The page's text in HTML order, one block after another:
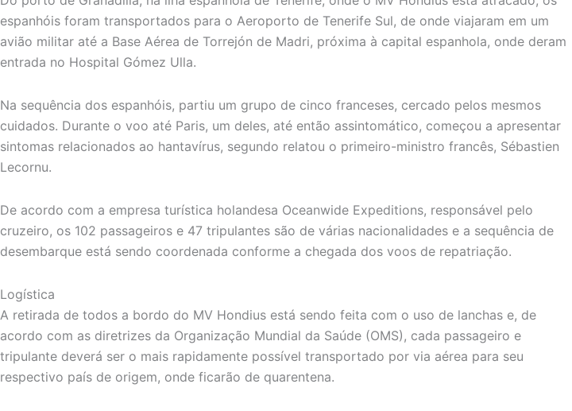
espanhóis foram transportados para o Aeroporto de Tenerife Sul, de onde viajaram em um
avião militar até a Base Aérea de Torrejón de Madri, próxima à capital espanhola, onde deram
entrada no Hospital Gómez Ulla.
Na sequência dos espanhóis, partiu um grupo de cinco franceses, cercado pelos mesmos
cuidados. Durante o voo até Paris, um deles, até então assintomático, começou a apresentar
sintomas relacionados ao hantavírus, segundo relatou o primeiro-ministro francês, Sébastien
Lecornu.
De acordo com a empresa turística holandesa Oceanwide Expeditions, responsável pelo
cruzeiro, os 102 passageiros e 47 tripulantes são de várias nacionalidades e a sequência de
desembarque está sendo coordenada conforme a chegada dos voos de repatriação.
Logística
A retirada de todos a bordo do MV Hondius está sendo feita com o uso de lanchas e, de
acordo com as diretrizes da Organização Mundial da Saúde (OMS), cada passageiro e
tripulante deverá ser o mais rapidamente possível transportado por via aérea para seu
respectivo país de origem, onde ficarão de quarentena.